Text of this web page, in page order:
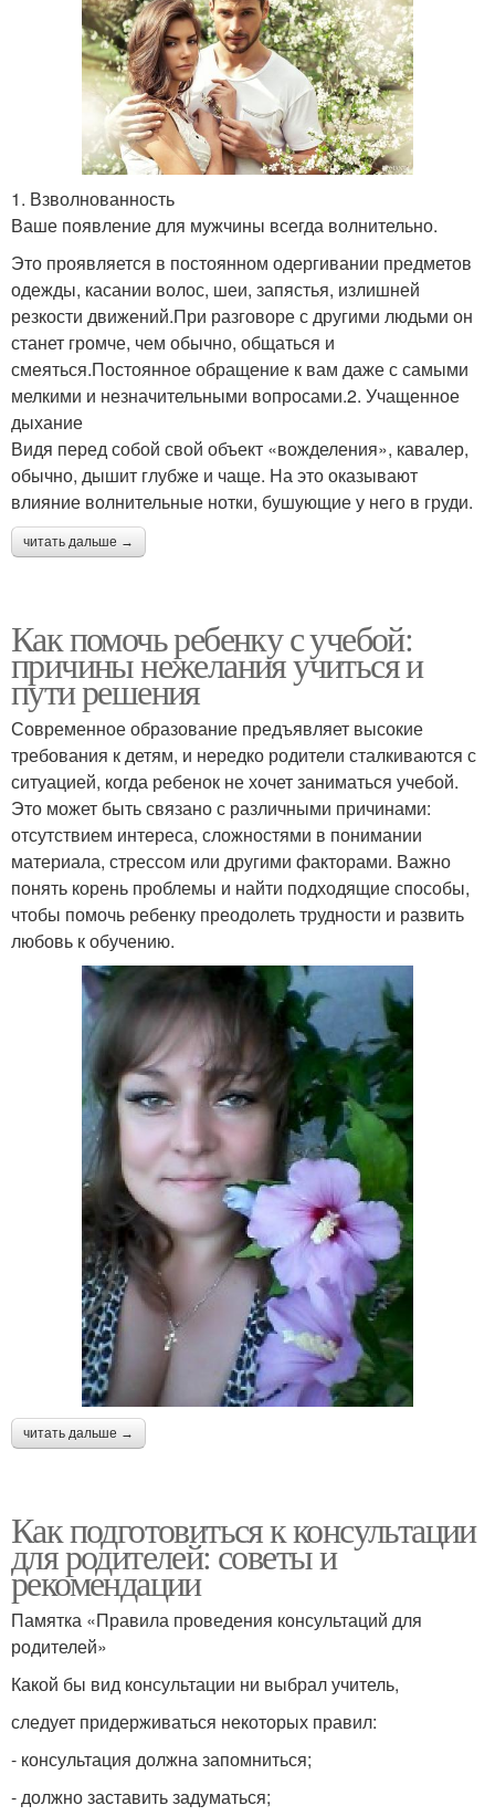
1. Взволнованность
Ваше появление для мужчины всегда волнительно.
Это проявляется в постоянном одергивании предметов
одежды, касании волос, шеи, запястья, излишней
резкости движений.При разговоре с другими людьми он
станет громче, чем обычно, общаться и
смеяться.Постоянное обращение к вам даже с самыми
мелкими и незначительными вопросами.2. Учащенное
дыхание
Видя перед собой свой объект «вожделения», кавалер,
обычно, дышит глубже и чаще. На это оказывают
влияние волнительные нотки, бушующие у него в груди.
читать дальше →
Как помочь ребенку с учебой:
причины нежелания учиться и
пути решения
Современное образование предъявляет высокие
требования к детям, и нередко родители сталкиваются с
ситуацией, когда ребенок не хочет заниматься учебой.
Это может быть связано с различными причинами:
отсутствием интереса, сложностями в понимании
материала, стрессом или другими факторами. Важно
понять корень проблемы и найти подходящие способы,
чтобы помочь ребенку преодолеть трудности и развить
любовь к обучению.
читать дальше →
Как подготовиться к консультации
для родителей: советы и
рекомендации
Памятка «Правила проведения консультаций для
родителей»
Какой бы вид консультации ни выбрал учитель,
следует придерживаться некоторых правил:
- консультация должна запомниться;
- должно заставить задуматься;